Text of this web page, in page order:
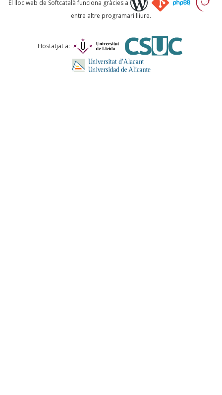
Comentari *
El lloc web de Softcatalà funciona gràcies a
entre altre programari lliure.
Hostatjat a: